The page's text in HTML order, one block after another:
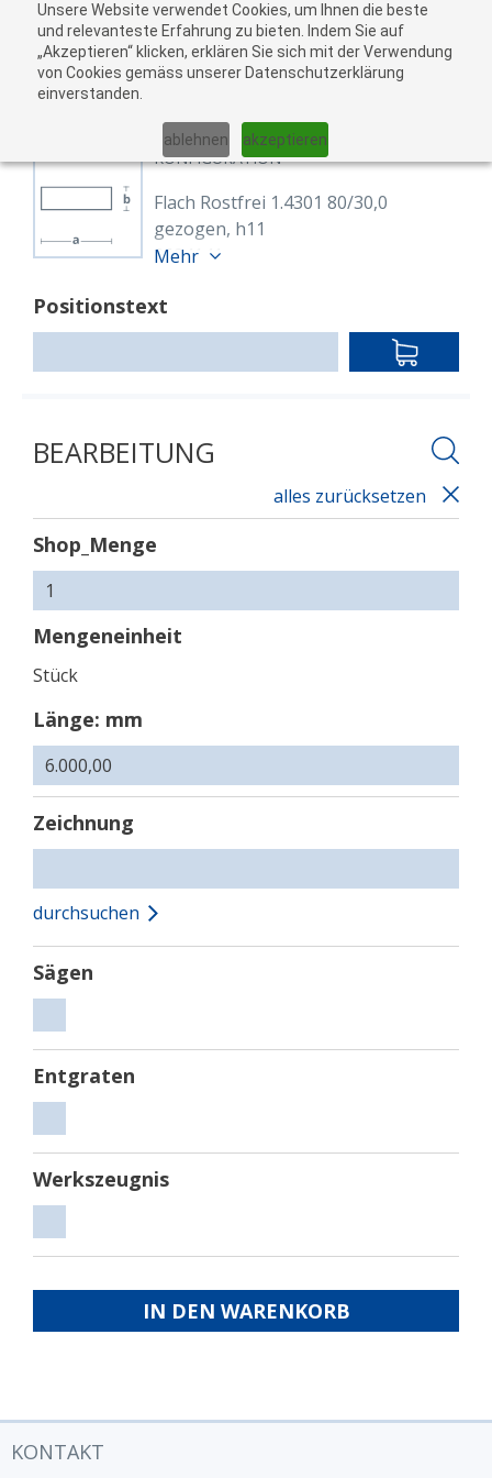
Unsere Website verwendet Cookies, um Ihnen die beste
und relevanteste Erfahrung zu bieten. Indem Sie auf
„Akzeptieren“ klicken, erklären Sie sich mit der Verwendung
von Cookies gemäss unserer Datenschutzerklärung
einverstanden.
ablehnen akzeptieren
01 02
KONFIGURATION
Flach Rostfrei 1.4301 80/30,0
gezogen, h11
8624141
EN 10088-3,EN 10278
gezogen h11
Mehr
Positionstext
IN
BEARBEITUNG
alles zurücksetzen
Shop_Menge
Mengeneinheit
Stück
Länge: mm
Zeichnung
durchsuchen
Sägen
Entgraten
Werkszeugnis
IN DEN WARENKORB
KONTAKT